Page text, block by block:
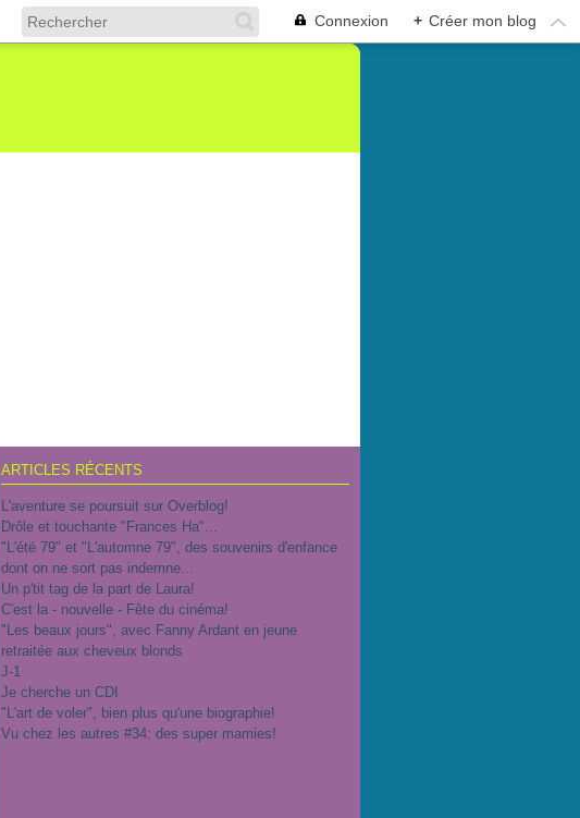
Connexion + Créer mon blog
ARTICLES RÉCENTS
L'aventure se poursuit sur Overblog!
Drôle et touchante "Frances Ha"...
"L'été 79" et "L'automne 79", des souvenirs d'enfance
dont on ne sort pas indemne...
Un p'tit tag de la part de Laura!
C'est la - nouvelle - Fête du cinéma!
"Les beaux jours", avec Fanny Ardant en jeune
retraitée aux cheveux blonds
J-1
Je cherche un CDI
"L'art de voler", bien plus qu'une biographie!
Vu chez les autres #34: des super mamies!